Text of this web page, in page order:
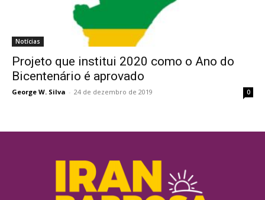
Notícias
Projeto que institui 2020 como o Ano do
Bicentenário é aprovado
George W. Silva - 24 de dezembro de 2019 0